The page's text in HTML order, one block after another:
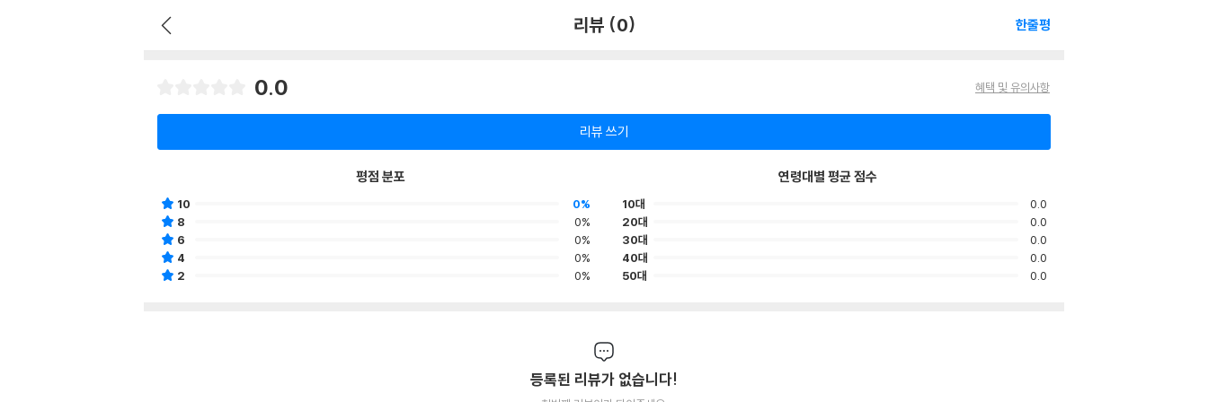
리뷰 (0) 한줄평
0.0 혜택 및 유의사항
리뷰 쓰기
평점 분포
10
0%
8
0%
6
0%
4
0%
2
0%
연령대별 평균 점수
10대
0.0
20대
0.0
30대
0.0
40대
0.0
50대
0.0
등록된 리뷰가 없습니다!